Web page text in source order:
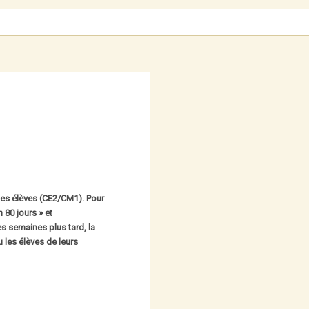
élèves (CE2/CM1). Pour
80 jours » et
semaines plus tard, la
les élèves de leurs